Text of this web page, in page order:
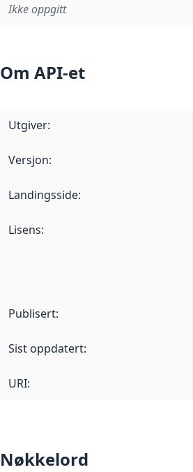
Ikke oppgitt
Om API-et
Utgiver:
Versjon:
Landingsside:
Lisens:
Publisert:
Sist oppdatert:
URI:
Nøkkelord